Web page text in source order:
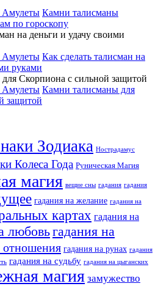
Амулеты Камни талисманы
по гороскопу
Амулеты Как сделать талисман на
руками
Амулеты Камни талисманы для
защитой
Зодиака Нострадамус
Колеса Года Руническая Магия
магия вещие сны гадания гадания
гадания на желание гадания на
картах гадания на
любовьгадания на
отношения гадания на рунах гадания
гадания на судьбу гадания на цыганских
магия замужество